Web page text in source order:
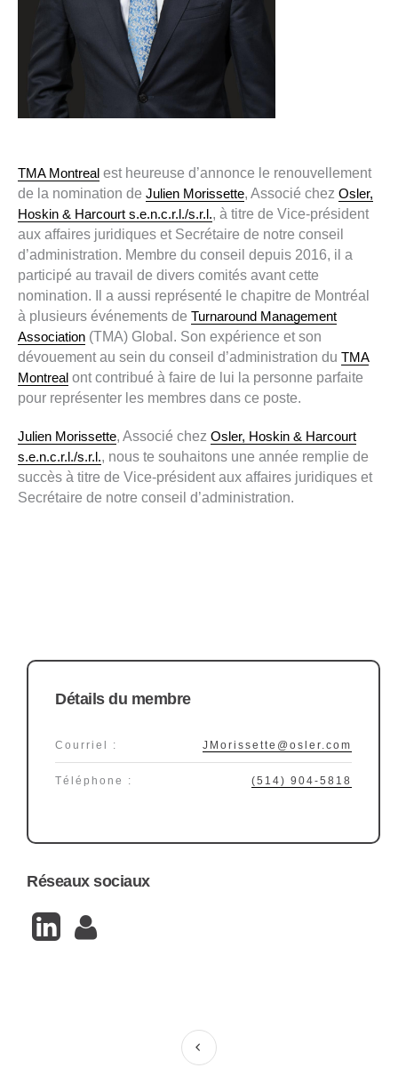
TMA Montreal est heureuse d’annonce le renouvellement
de la nomination de Julien Morissette, Associé chez Osler,
Hoskin & Harcourt s.e.n.c.r.l./s.r.l., à titre de Vice-président
aux affaires juridiques et Secrétaire de notre conseil
d’administration. Membre du conseil depuis 2016, il a
participé au travail de divers comités avant cette
nomination. Il a aussi représenté le chapitre de Montréal
à plusieurs événements de Turnaround Management
Association (TMA) Global. Son expérience et son
dévouement au sein du conseil d’administration du TMA
Montreal ont contribué à faire de lui la personne parfaite
pour représenter les membres dans ce poste.
Julien Morissette, Associé chez Osler, Hoskin & Harcourt
s.e.n.c.r.l./s.r.l., nous te souhaitons une année remplie de
succès à titre de Vice-président aux affaires juridiques et
Secrétaire de notre conseil d’administration.
Détails du membre
Courriel : JMorissette@osler.com
Téléphone : (514) 904-5818
Réseaux sociaux